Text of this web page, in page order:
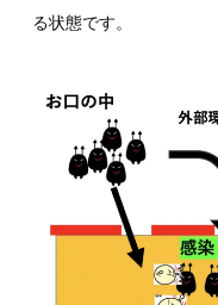
る状態です。